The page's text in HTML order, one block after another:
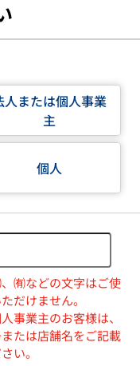
人または個人事業
主
個人
㈲などの文字はご使
だけません。
事業主のお客様は、
たは店舗名をご記載
い。